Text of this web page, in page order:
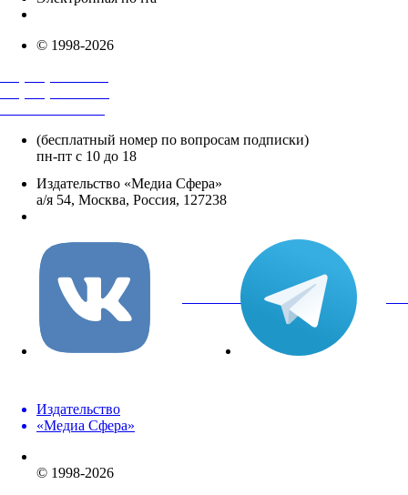
© 1998-2026
(бесплатный номер по вопросам подписки)
пн-пт с 10 до 18
Издательство «Медиа Сфера»
а/я 54, Москва, Россия, 127238
вКонтакте
Издательство
«Медиа Сфера»
© 1998-2026